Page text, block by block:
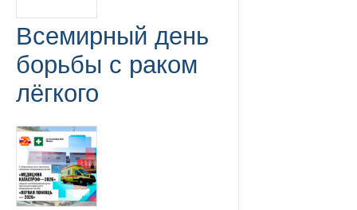
Всемирный день
борьбы с раком
лёгкого